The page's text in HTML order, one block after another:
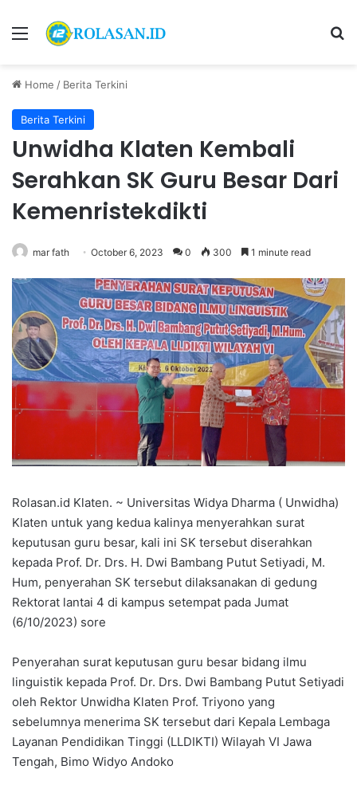
Menu
Home / Berita Terkini
Berita Terkini
Unwidha Klaten Kembali
Serahkan SK Guru Besar Dari
Kemenristekdikti
mar fath October 6, 2023 0 300 1 minute read
Rolasan.id Klaten. ~ Universitas Widya Dharma ( Unwidha)
Klaten untuk yang kedua kalinya menyerahkan surat
keputusan guru besar, kali ini SK tersebut diserahkan
kepada Prof. Dr. Drs. H. Dwi Bambang Putut Setiyadi, M.
Hum, penyerahan SK tersebut dilaksanakan di gedung
Rektorat lantai 4 di kampus setempat pada Jumat
(6/10/2023) sore
Penyerahan surat keputusan guru besar bidang ilmu
linguistik kepada Prof. Dr. Drs. Dwi Bambang Putut Setiyadi
oleh Rektor Unwidha Klaten Prof. Triyono yang
sebelumnya menerima SK tersebut dari Kepala Lembaga
Layanan Pendidikan Tinggi (LLDIKTI) Wilayah VI Jawa
Tengah, Bimo Widyo Andoko